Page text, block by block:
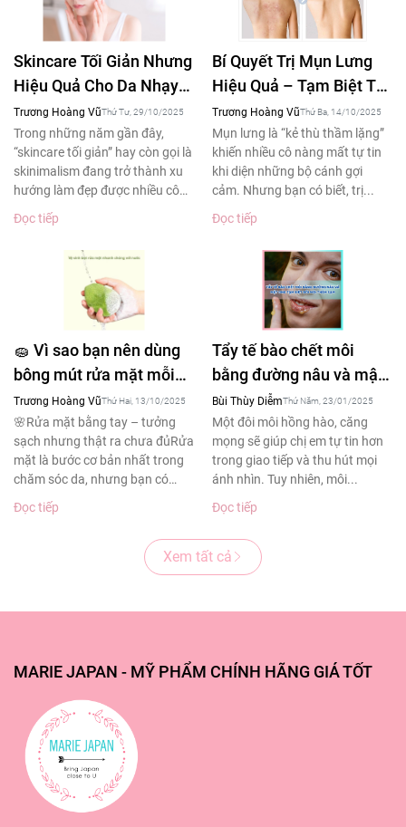
Skincare Tối Giản Nhưng
Hiệu Quả Cho Da Nhạy
Cảm – Xu Hướng Làm
Đẹp 2025
Trương Hoàng VũThứ Tư, 29/10/2025
Trong những năm gần đây,
“skincare tối giản” hay còn gọi là
skinimalism đang trở thành xu
hướng làm đẹp được nhiều cô
gái yêu thích....
Đọc tiếp
Bí Quyết Trị Mụn Lưng
Hiệu Quả – Tạm Biệt Tự
Ti Khi Diện Áo Hở Lưng
Trương Hoàng VũThứ Ba, 14/10/2025
Mụn lưng là “kẻ thù thầm lặng”
khiến nhiều cô nàng mất tự tin
khi diện những bộ cánh gợi
cảm. Nhưng bạn có biết, trị...
Đọc tiếp
🧽 Vì sao bạn nên dùng
bông mút rửa mặt mỗi
ngày – Bí quyết làm
sạch sâu cho làn da
khỏe đẹp
Trương Hoàng VũThứ Hai, 13/10/2025
🌸Rửa mặt bằng tay – tưởng
sạch nhưng thật ra chưa đủRửa
mặt là bước cơ bản nhất trong
chăm sóc da, nhưng bạn có
biết?Theo...
Đọc tiếp
Tẩy tế bào chết môi
bằng đường nâu và mật
ong tạm biệt đôi môi
thâm sạm
Bùi Thùy DiễmThứ Năm, 23/01/2025
Một đôi môi hồng hào, căng
mọng sẽ giúp chị em tự tin hơn
trong giao tiếp và thu hút mọi
ánh nhìn. Tuy nhiên, môi...
Đọc tiếp
Xem tất cả
MARIE JAPAN - MỸ PHẨM CHÍNH HÃNG GIÁ TỐT